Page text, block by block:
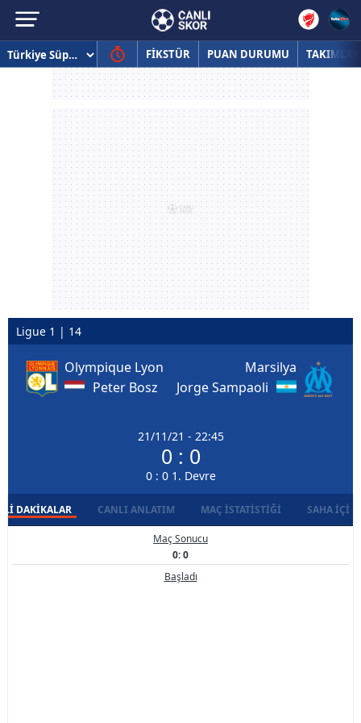
FİKSTÜR PUAN DURUMU TAKIMLAR
Ligue 1 | 14
Olympique Lyon
Peter Bosz
21/11/21 - 22:45
0 : 0
0 : 0 1. Devre
Marsilya
Jorge Sampaoli
DAKIKALAR CANLI ANLATIM MAÇ İSTATISTIĞI SAHA İÇI
Maç Sonucu
0: 0
Başladı